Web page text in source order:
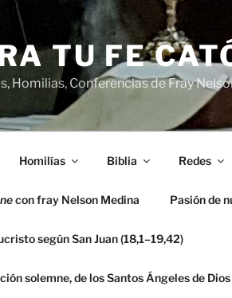
TU FE
Homilias, Conferencias de Fray
Homilías Biblia Redes
con fray Nelson Medina Pasión de
según San Juan (18,1–19,42)
solemne, de los Santos Ángeles de Dios